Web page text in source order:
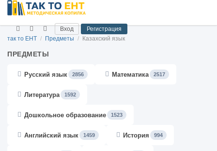
Вход
Регистрация
так то ЕНТ / Предметы / Казахский язык
ПРЕДМЕТЫ
Русский язык 2856 Математика 2517
Литература 1592
Дошкольное образование 1523
Английский язык 1459 История 994